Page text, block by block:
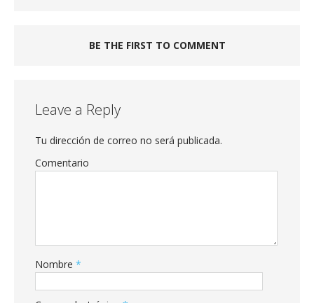
BE THE FIRST TO COMMENT
Leave a Reply
Tu dirección de correo no será publicada.
Comentario
Nombre *